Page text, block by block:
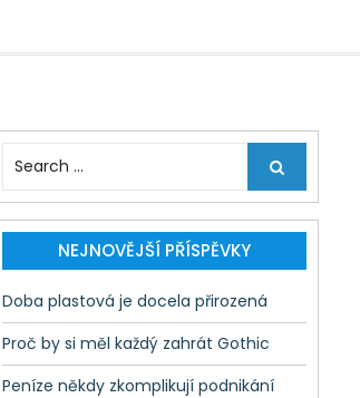
a
r
h
f
o
r
:
NEJNOVĚJŠÍ PŘÍSPĚVKY
Doba plastová je docela přirozená
Proč by si měl každý zahrát Gothic
Peníze někdy zkomplikují podnikání